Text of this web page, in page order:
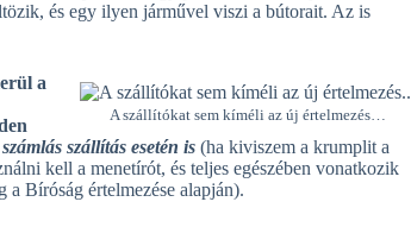
és egy ilyen járművel viszi a bútorait. Az is
A szállítókat sem kíméli az új értelmezés…
a
szállítás esetén is (ha kiviszem a krumplit a
kell a menetírót, és teljes egészében vonatkozik
a Bíróság értelmezése alapján).